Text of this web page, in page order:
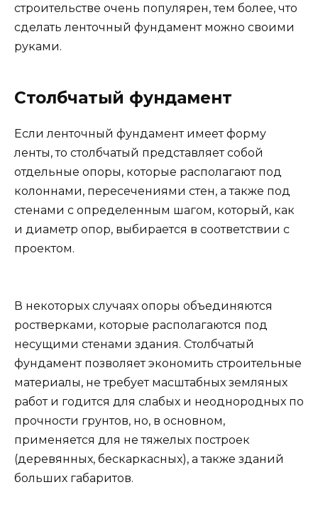
строительстве очень популярен, тем более, что
сделать ленточный фундамент можно своими
руками.
Столбчатый фундамент
Если ленточный фундамент имеет форму
ленты, то столбчатый представляет собой
отдельные опоры, которые располагают под
колоннами, пересечениями стен, а также под
стенами с определенным шагом, который, как
и диаметр опор, выбирается в соответствии с
проектом.
В некоторых случаях опоры объединяются
ростверками, которые располагаются под
несущими стенами здания. Столбчатый
фундамент позволяет экономить строительные
материалы, не требует масштабных земляных
работ и годится для слабых и неоднородных по
прочности грунтов, но, в основном,
применяется для не тяжелых построек
(деревянных, бескаркасных), а также зданий
больших габаритов.